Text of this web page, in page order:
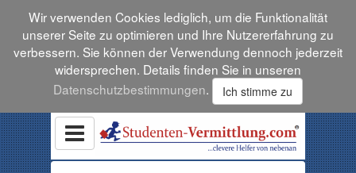
Wir verwenden Cookies lediglich, um die Funktionalität
unserer Seite zu optimieren und Ihre Nutzererfahrung zu
verbessern. Sie können der Verwendung dennoch jederzeit
widersprechen. Details finden Sie in unseren
Datenschutzbestimmungen. Ich stimme zu